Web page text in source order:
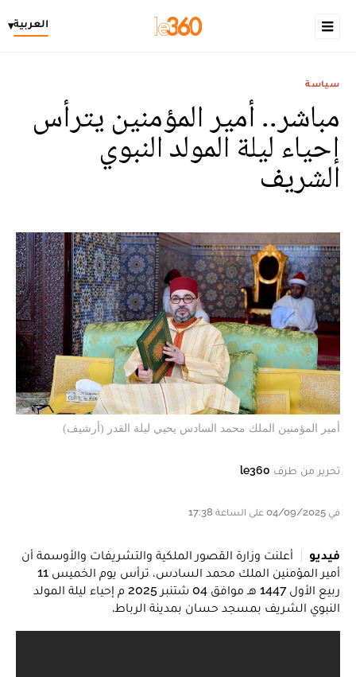
العربية▾
سياسة
مباشر.. أمير المؤمنين يترأس
إحياء ليلة المولد النبوي
الشريف
أمير المؤمنين الملك محمد السادس يحيي ليلة القدر (أرشيف)
تحرير من طرف le360
في 04/09/2025 على الساعة 17:38
فيديو
أعلنت وزارة القصور الملكية والتشريفات والأوسمة أن
أمير المؤمنين الملك محمد السادس، ترأس يوم الخميس 11
ربيع الأول 1447 هـ موافق 04 شتنبر 2025 م إحياء ليلة المولد
النبوي الشريف بمسجد حسان بمدينة الرباط.